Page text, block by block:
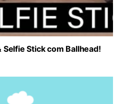
Selfie Stick com Ballhead!